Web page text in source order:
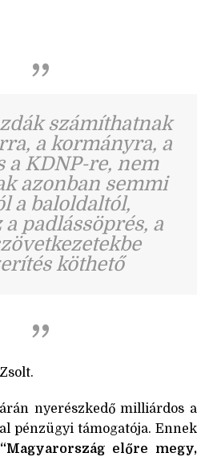
számíthatnak
a kormányra, a
a KDNP-re, nem
azonban semmi
a baloldaltól,
padlássöprés, a
köthető
nyerészkedő milliárdos a
pénzügyi támogatója. Ennek
“Magyarország előre megy,